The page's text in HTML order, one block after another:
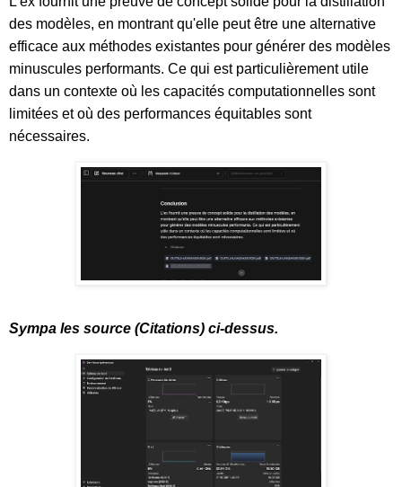
des modèles, en montrant qu'elle peut être une alternative
efficace aux méthodes existantes pour générer des modèles
minuscules performants. Ce qui est particulièrement utile
dans un contexte où les capacités computationnelles sont
limitées et où des performances équitables sont
nécessaires.
Sympa les source (Citations) ci-dessus.